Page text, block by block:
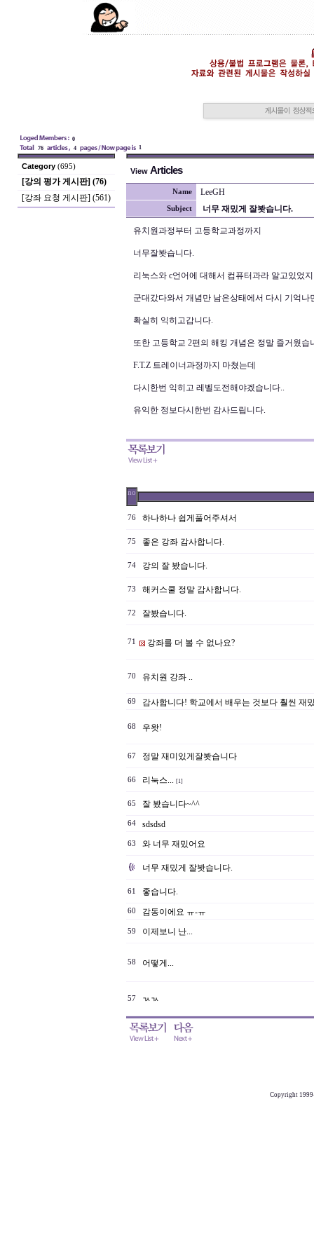
0
76
4 1
Category (695)
[강의 평가 게시판] (76)
[강좌 요청 게시판] (561)
View Articles
Name LeeGH
Subject 너무 재밌게 잘봣습니다.
유치원과정부터 고등학교과정까지
너무잘봣습니다.
리눅스와 c언어에 대해서 컴퓨터과라 알고있었
군대갔다와서 개념만 남은상태에서 다시 기억나
확실히 익히고갑니다.
또한 고등학교 2편의 해킹 개념은 정말 즐거웠습
F.T.Z 트레이너과정까지 마쳤는데
다시한번 익히고 레벨도전해야겠습니다..
유익한 정보다시한번 감사드립니다.
no
76 하나하나 쉽게풀어주셔서
75 좋은 강좌 감사합니다.
74 강의 잘 봤습니다.
73 해커스쿨 정말 감사합니다.
72 잘봤습니다.
71 강좌를 더 볼 수 없나요?
70 유치원 강좌 ..
69 감사합니다! 학교에서 배우는 것보다 훨씬 재
68 우왓!
67 정말 재미있게잘봣습니다
66 리눅스... [1]
65 잘 봤습니다~^^
64 sdsdsd
63 와 너무 재밌어요
너무 재밌게 잘봣습니다.
61 좋습니다.
60 감동이에요 ㅠ-ㅠ
59 이제보니 난...
58 어떻게...
57 ㄳㄳ
Copyright